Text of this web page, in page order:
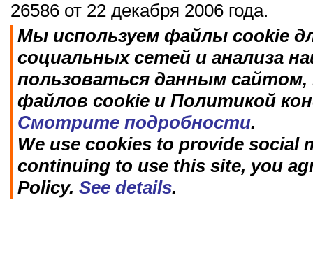
26586 от 22 декабря 2006 года.
Мы используем файлы cookie
социальных сетей и анализа
пользоваться данным
файлов cookie и Политикой
Смотрите подробности.
We use cookies to provide social
continuing to use this site, you
Policy. See details.